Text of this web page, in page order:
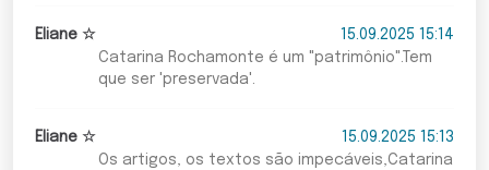
Eliane ☆
15.09.2025 15:14
Catarina Rochamonte é um "patrimônio".Tem
que ser 'preservada'.
Eliane ☆
15.09.2025 15:13
Os artigos, os textos são impecáveis,Catarina